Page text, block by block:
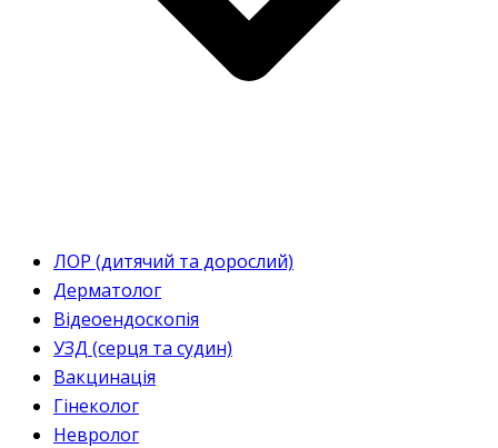
ЛОР (дитячий та дорослий)
Дерматолог
Відеоендоскопія
УЗД (серця та судин)
Вакцинація
Гінеколог
Невролог